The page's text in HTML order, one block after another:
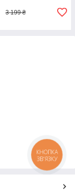
3 199 ₴
КНОПКА
ЗВ'ЯЗКУ